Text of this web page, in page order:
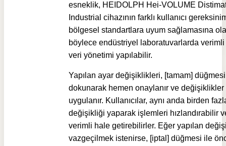
esneklik, HEIDOLPH Hei-VOLUME
Industrial cihazının farklı kullanıcı
bölgesel standartlara uyum sağlamasına
böylece endüstriyel laboratuvarlarda
veri yönetimi yapılabilir.
Yapılan ayar değişiklikleri, [tamam]
dokunarak hemen onaylanır ve
uygulanır. Kullanıcılar, aynı anda birden
değişikliği yaparak işlemleri hızlandırabilir
verimli hale getirebilirler. Eğer yapılan
vazgeçilmek istenirse, [iptal] düğmesi ile